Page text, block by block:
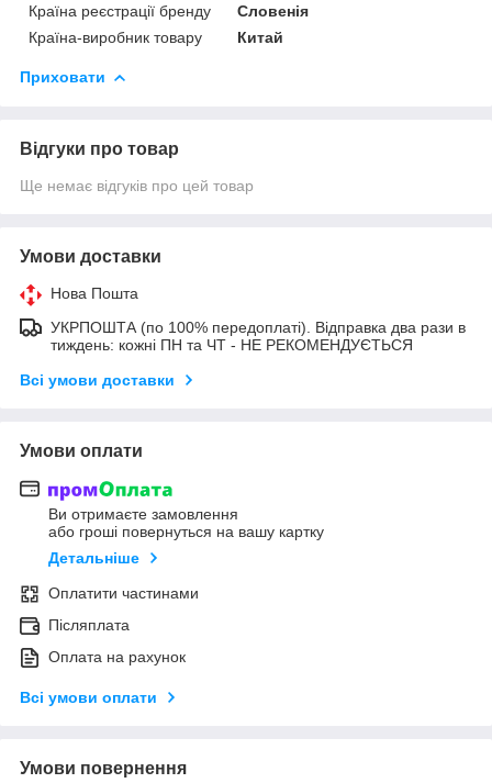
Країна реєстрації бренду
Словенія
Країна-виробник товару
Китай
Приховати
Відгуки про товар
Ще немає відгуків про цей товар
Умови доставки
Нова Пошта
УКРПОШТА (по 100% передоплаті). Відправка два рази в
тиждень: кожні ПН та ЧТ - НЕ РЕКОМЕНДУЄТЬСЯ
Всі умови доставки
Умови оплати
Ви отримаєте замовлення
або гроші повернуться на вашу картку
Детальніше
Оплатити частинами
Післяплата
Оплата на рахунок
Всі умови оплати
Умови повернення